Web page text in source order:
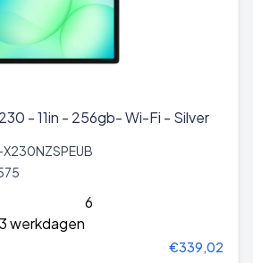
- 11in - 256gb- Wi-Fi - Silver
6
werkdagen
€339,02